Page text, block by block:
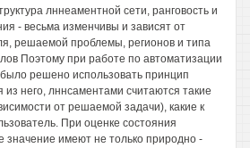
лннеаментной сети, ранговость и
- весьма изменчивы и зависят от
решаемой проблемы, регионов и типа
Поэтому при работе по автоматизации
решено использовать принцип
из него, лннсаментами считаются такие
от решаемой задачи), какие к
При оценке состояния
значение имеют не только природно -